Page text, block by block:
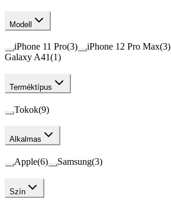
Modell
iPhone 11 Pro(3) iPhone 12 Pro Max(3)
Galaxy A41(1)
Terméktípus
Tokok(9)
Alkalmas
Apple(6) Samsung(3)
Szín